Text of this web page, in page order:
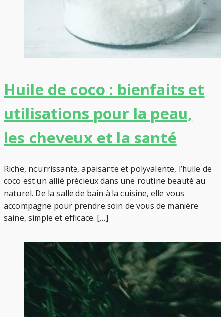
Huile de coco : bienfaits et
utilisations pour la peau,
les cheveux et la santé
Riche, nourrissante, apaisante et polyvalente, l’huile de
coco est un allié précieux dans une routine beauté au
naturel. De la salle de bain à la cuisine, elle vous
accompagne pour prendre soin de vous de manière
saine, simple et efficace. […]